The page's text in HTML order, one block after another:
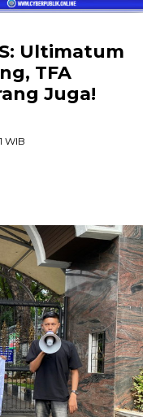
Ultimatum
TFA
Juga!
WIB